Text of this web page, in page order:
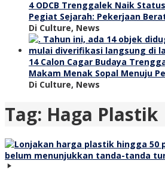
4 ODCB Trenggalek Naik
Pegiat Sejarah: Pekerjaan
Di Culture, News
14 Calon Cagar Budaya
Makam Menak Sopal Menuju
Di Culture, News
Tag: Haga Plastik